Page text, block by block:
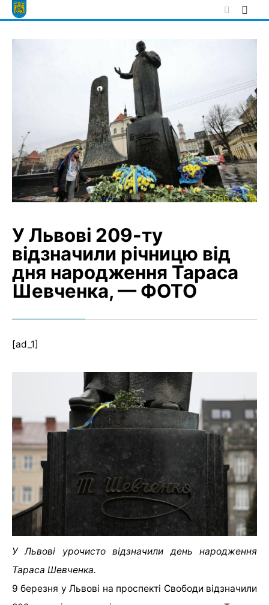
Skip
to
У Львові 209-ту
відзначили річницю від
дня народження Тараса
Шевченка, — ФОТО
[ad_1]
У Львові урочисто відзначили день народження
Тараса Шевченка.
9 березня у Львові на проспекті Свободи відзначили